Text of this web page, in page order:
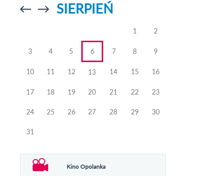
Przejdź doPrzejdź do
SIERPIEŃ
1 2
3 4 5 6 7 8 9
10 11 12 13 14 15 16
17 18 19 20 21 22 23
24 25 26 27 28 29 30
31
Kino Opolanka